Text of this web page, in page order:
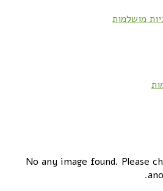
מושלמות
No any image found. Please